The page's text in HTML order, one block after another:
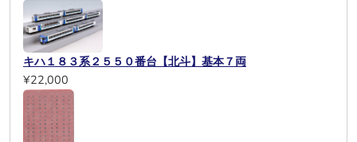
キハ１８３系２５５０番台【北斗】基本７両
¥22,000